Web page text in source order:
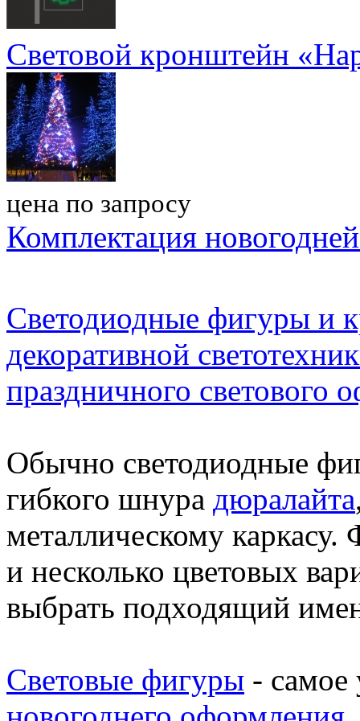
Световой кронштейн
цена по запросу
Комплектация
Светодиодные фигуры и
декоративной
праздничного светового
Обычно светодиодные
гибкого шнура дюралайта
металлическому
и несколько цветовых
выбрать подходящий
Световые фигуры - самое